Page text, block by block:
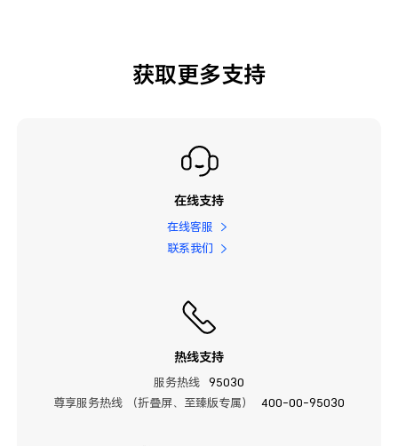
获取更多支持
在线支持
在线客服
联系我们
热线支持
服务热线
95030
尊享服务热线 （折叠屏、至臻版专属）
400-00-95030